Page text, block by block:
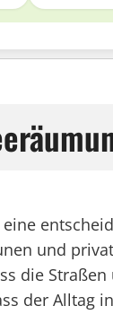
und
die
der